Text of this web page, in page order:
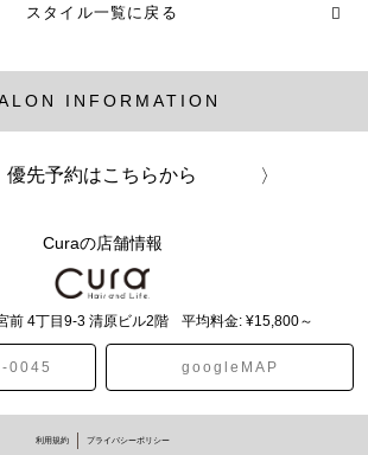
スタイル一覧に戻る
INFORMATION
優先予約はこちらから
Curaの店舗情報
前 4丁目9-3 清原ビル2階 平均料金: ¥15,800～
0045 googleMAP
利用規約 プライバシーポリシー